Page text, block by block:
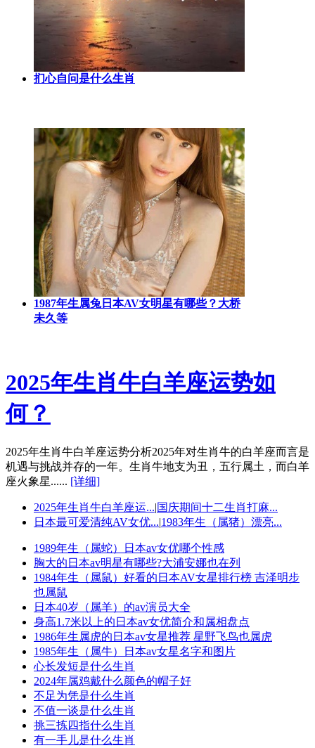
扪心自问是什么生肖
1987年生属兔日本AV女明星有哪些？大桥
未久等
2025年生肖牛白羊座运势如
何？
2025年生肖牛白羊座运势分析2025年对生肖牛的白羊座而言是
机遇与挑战并存的一年。生肖牛地支为丑，五行属土，而白羊
座火象星...... [详细]
2025年生肖牛白羊座运...|国庆期间十二生肖打麻...
日本最可爱清纯AV女优...|1983年生（属猪）漂亮...
1989年生（属蛇）日本av女优哪个性感
胸大的日本av明星有哪些?大浦安娜也在列
1984年生（属鼠）好看的日本AV女星排行榜 吉泽明步
也属鼠
日本40岁（属羊）的av演员大全
身高1.7米以上的日本av女优简介和属相盘点
1986年生属虎的日本av女星推荐 星野飞鸟也属虎
1985年生（属牛）日本av女星名字和图片
心长发短是什么生肖
2024年属鸡戴什么颜色的帽子好
不足为凭是什么生肖
不值一谈是什么生肖
挑三拣四指什么生肖
有一手儿是什么生肖